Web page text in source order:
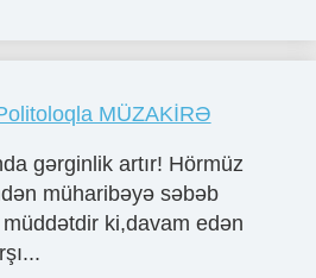
MÜZAKİRƏ
gərginlik artır! Hörmüz
müharibəyə səbəb
müddətdir ki,davam edən